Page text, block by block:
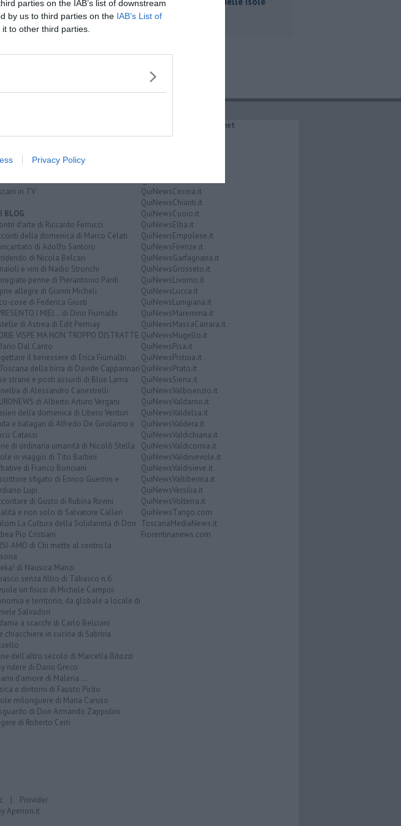
parties on the IAB’s list of downstream
by us to third parties on the IAB’s List of
to other third parties.
Privacy Policy
di oggi
Letti del mese
in TV
BLOG
d'arte di Riccardo Ferrucci
della domenica di Marco Celati
di Adolfo Santoro
di Nicola Belcari
e vini di Nadio Stronchi
penne di Pierantonio Pardi
allegre di Gianni Micheli
cose di Federica Giusti
I MIEI... di Dino Fiumalbi
di Astrea di Edit Permay
VISPE MA NON TROPPO DISTRATTE
Dal Canto
il benessere di Erica Fiumalbi
della birra di Davide Cappannari
strane e posti assurdi di Blue Lama
di Alessandro Canestrelli
di Alberto Arturo Vergani
della domenica di Libero Venturi
e balagan di Alfredo De Girolamo e
Catassi
di ordinaria umanità di Nicolò Stella
in viaggio di Tito Barbini
di Franco Bonciani
sfigato di Enrico Guerrini e
Lupi
di Gusto di Rubina Rovini
e non solo di Salvatore Calleri
La Cultura della Solidarietà di Don
Pio Cristiani
AMO di Chi mette al centro la
di Nausica Manzi
senza filtro di Tabasco n.6
un fisico di Michele Campisi
e territorio, da globale a locale di
Salvadori
a scacchi di Carlo Belciani
chiacchiere in cucina di Sabrina
dell'altro secolo di Marcella Bitozzi
ridere di Dario Greco
d'amore di Malena ...
e dintorni di Fausto Pirìto
milonguere di Maria Caruso
di Don Armando Zappolini
di Roberto Cerri
IL NETWORK QuiNews.net
QuiNewsAbetone.it
QuiNewsCecina.it
QuiNewsChianti.it
QuiNewsCuoio.it
QuiNewsElba.it
QuiNewsEmpolese.it
QuiNewsFirenze.it
QuiNewsGarfagnana.it
QuiNewsGrosseto.it
QuiNewsLivorno.it
QuiNewsLucca.it
QuiNewsLunigiana.it
QuiNewsMaremma.it
QuiNewsMassaCarrara.it
QuiNewsMugello.it
QuiNewsPisa.it
QuiNewsPistoia.it
QuiNewsPrato.it
QuiNewsSiena.it
QuiNewsValbisenzio.it
QuiNewsValdarno.it
QuiNewsValdelsa.it
QuiNewsValdera.it
QuiNewsValdichiana.it
QuiNewsValdicornia.it
QuiNewsValdinievole.it
QuiNewsValdisieve.it
QuiNewsValtiberina.it
QuiNewsVersilia.it
QuiNewsVolterra.it
QuiNewsTango.com
ToscanaMediaNews.it
Fiorentinanews.com
| Provider
Aperion.it